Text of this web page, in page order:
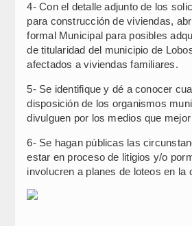
4- Con el detalle adjunto de los
para construcción de viviendas,
formal Municipal para posibles
de titularidad del municipio de
afectados a viviendas familiares.
5- Se identifique y dé a conocer
disposición de los organismos
divulguen por los medios que
6- Se hagan públicas las
estar en proceso de litigios y/o
involucren a planes de loteos en la